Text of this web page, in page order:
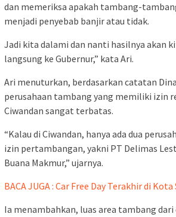
dan memeriksa apakah tambang-
menjadi penyebab banjir atau tidak.
Jadi kita dalami dan nanti hasilnya akan
langsung ke Gubernur,” kata Ari.
Ari menuturkan, berdasarkan catatan
perusahaan tambang yang memiliki izin
Ciwandan sangat terbatas.
“Kalau di Ciwandan, hanya ada dua
izin pertambangan, yakni PT Delimas
Buana Makmur,” ujarnya.
BACA JUGA : Car Free Day Terakhir di
Ia menambahkan, luas area tambang dari